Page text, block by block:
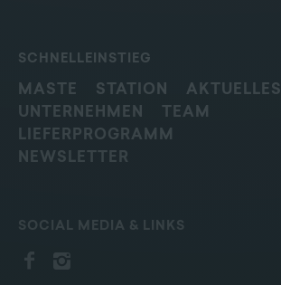
SCHNELLEINSTIEG
MASTE STATION
AKTUELLES
UNTERNEHMEN
TEAM
LIEFERPROGRAMM
NEWSLETTER
SOCIAL MEDIA & LINKS